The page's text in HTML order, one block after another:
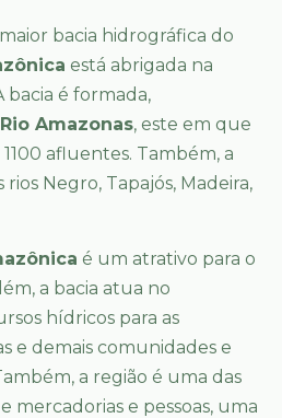
bacia hidrográfica do
está abrigada na
bacia é formada,
Rio Amazonas, este em que
afluentes. Também, a
Negro, Tapajós, Madeira,
é um atrativo para o
a bacia atua no
hídricos para as
e demais comunidades e
a região é uma das
mercadorias e pessoas, uma